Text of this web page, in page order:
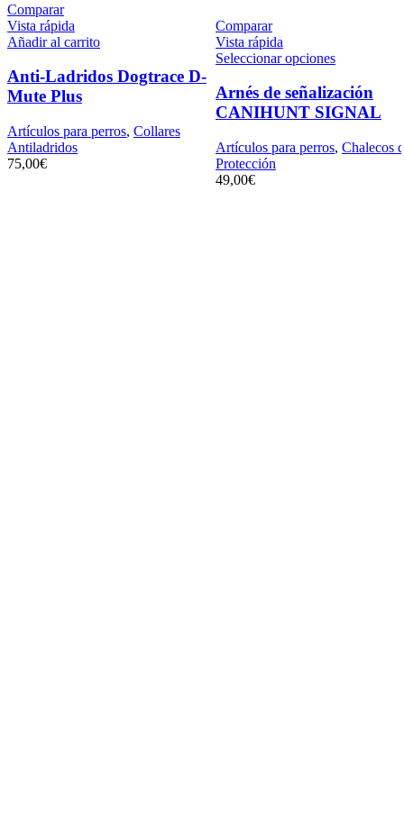
Comparar
Vista rápida
Añadir al carrito
Anti-Ladridos Dogtrace D-
Mute Plus
Artículos para perros, Collares
Antiladridos
75,00€
Comparar
Vista rápida
Seleccionar opciones
Arnés de señalización
CANIHUNT SIGNAL
Artículos para perros, Chalecos
Protección
49,00€